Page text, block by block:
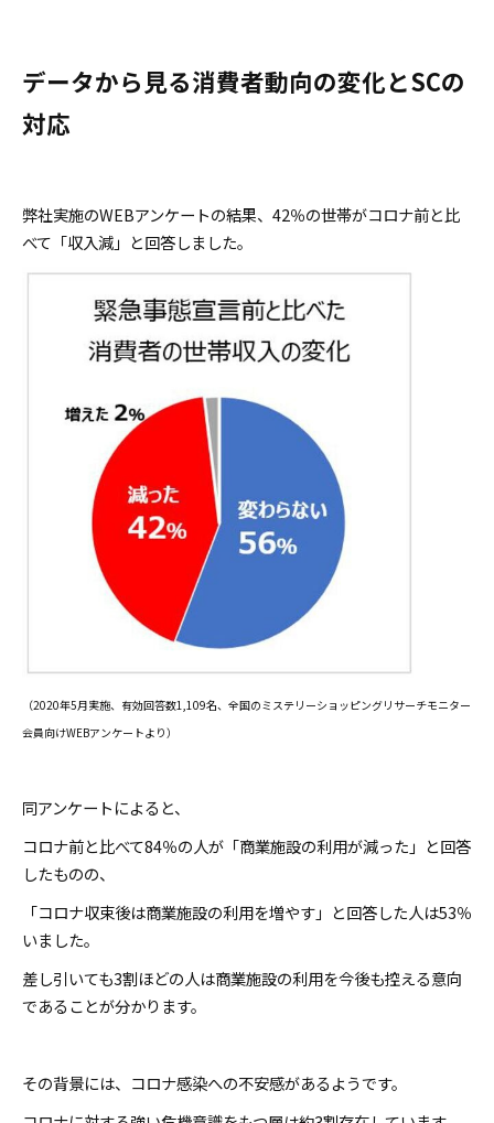
データから見る消費者動向の変化とSCの
対応
弊社実施のWEBアンケートの結果、42％の世帯がコロナ前と比
べて「収入減」と回答しました。
（2020年5月実施、有効回答数1,109名、全国のミステリーショッピングリサーチモニター
会員向けWEBアンケートより）
同アンケートによると、
コロナ前と比べて84％の人が「商業施設の利用が減った」と回答
したものの、
「コロナ収束後は商業施設の利用を増やす」と回答した人は53％
いました。
差し引いても3割ほどの人は商業施設の利用を今後も控える意向
であることが分かります。
その背景には、コロナ感染への不安感があるようです。